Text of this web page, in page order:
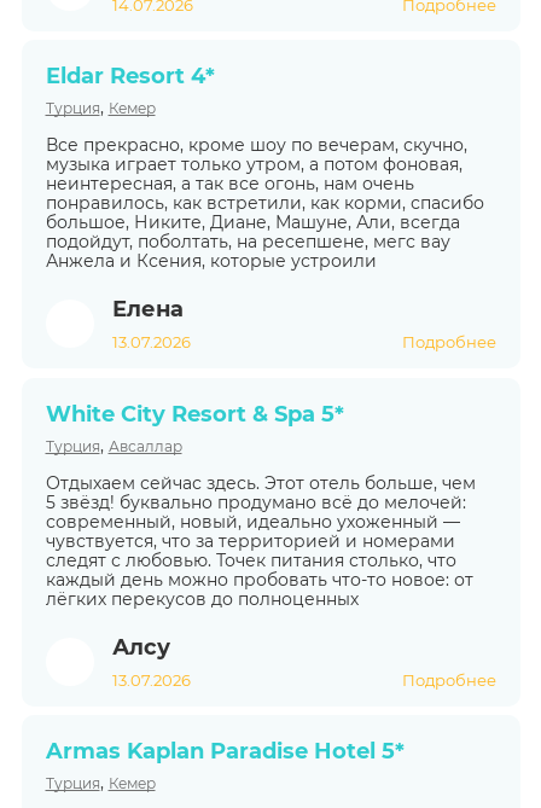
14.07.2026 Подробнее
Eldar Resort 4*
Турция, Кемер
Все прекрасно, кроме шоу по вечерам, скучно,
музыка играет только утром, а потом фоновая,
неинтересная, а так все огонь, нам очень
понравилось, как встретили, как корми, спасибо
большое, Никите, Диане, Машуне, Али, всегда
подойдут, поболтать, на ресепшене, мегс вау
Анжела и Ксения, которые устроили
Елена
13.07.2026 Подробнее
White City Resort & Spa 5*
Турция, Авсаллар
Отдыхаем сейчас здесь. Этот отель больше, чем
5 звёзд! буквально продумано всё до мелочей:
современный, новый, идеально ухоженный —
чувствуется, что за территорией и номерами
следят с любовью. Точек питания столько, что
каждый день можно пробовать что-то новое: от
лёгких перекусов до полноценных
Алсу
13.07.2026 Подробнее
Armas Kaplan Paradise Hotel 5*
Турция, Кемер